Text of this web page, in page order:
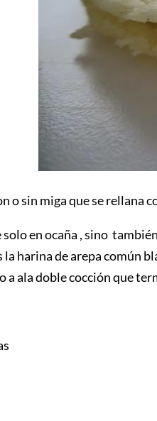
o sin miga que se rellana
solo en ocaña , sino
la harina de arepa común
a ala doble cocción que